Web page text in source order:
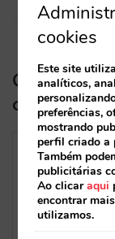
Guia de
cookies
Este site
analíticos,
preferências,
mostrando
perfil criado a
Também
publicitárias
Ao clicaraqui
encontrar
utilizamos.